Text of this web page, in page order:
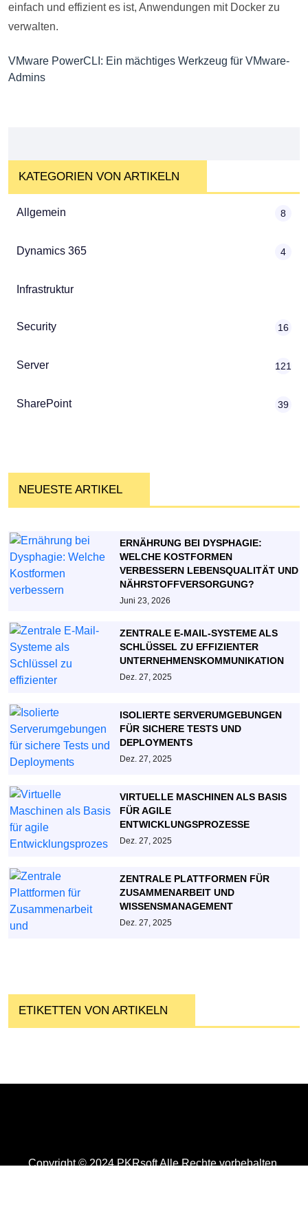
einfach und effizient es ist, Anwendungen mit Docker zu
verwalten.
VMware PowerCLI: Ein mächtiges Werkzeug für VMware-
Admins
KATEGORIEN VON ARTIKELN
Allgemein 8
Dynamics 365 4
Infrastruktur
Security 16
Server 121
SharePoint 39
NEUESTE ARTIKEL
ERNÄHRUNG BEI DYSPHAGIE:
WELCHE KOSTFORMEN
VERBESSERN LEBENSQUALITÄT UND
NÄHRSTOFFVERSORGUNG?
Juni 23, 2026
ZENTRALE E-MAIL-SYSTEME ALS
SCHLÜSSEL ZU EFFIZIENTER
UNTERNEHMENSKOMMUNIKATION
Dez. 27, 2025
ISOLIERTE SERVERUMGEBUNGEN
FÜR SICHERE TESTS UND
DEPLOYMENTS
Dez. 27, 2025
VIRTUELLE MASCHINEN ALS BASIS
FÜR AGILE
ENTWICKLUNGSPROZESSE
Dez. 27, 2025
ZENTRALE PLATTFORMEN FÜR
ZUSAMMENARBEIT UND
WISSENSMANAGEMENT
Dez. 27, 2025
ETIKETTEN VON ARTIKELN
Copyright © 2024 PKRsoft Alle Rechte vorbehalten.